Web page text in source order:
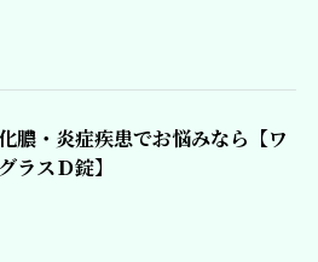
化膿・炎症疾患でお悩みなら【ワ
グラスＤ錠】